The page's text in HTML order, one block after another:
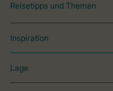
Reisetipps und Themen
Inspiration
Lage